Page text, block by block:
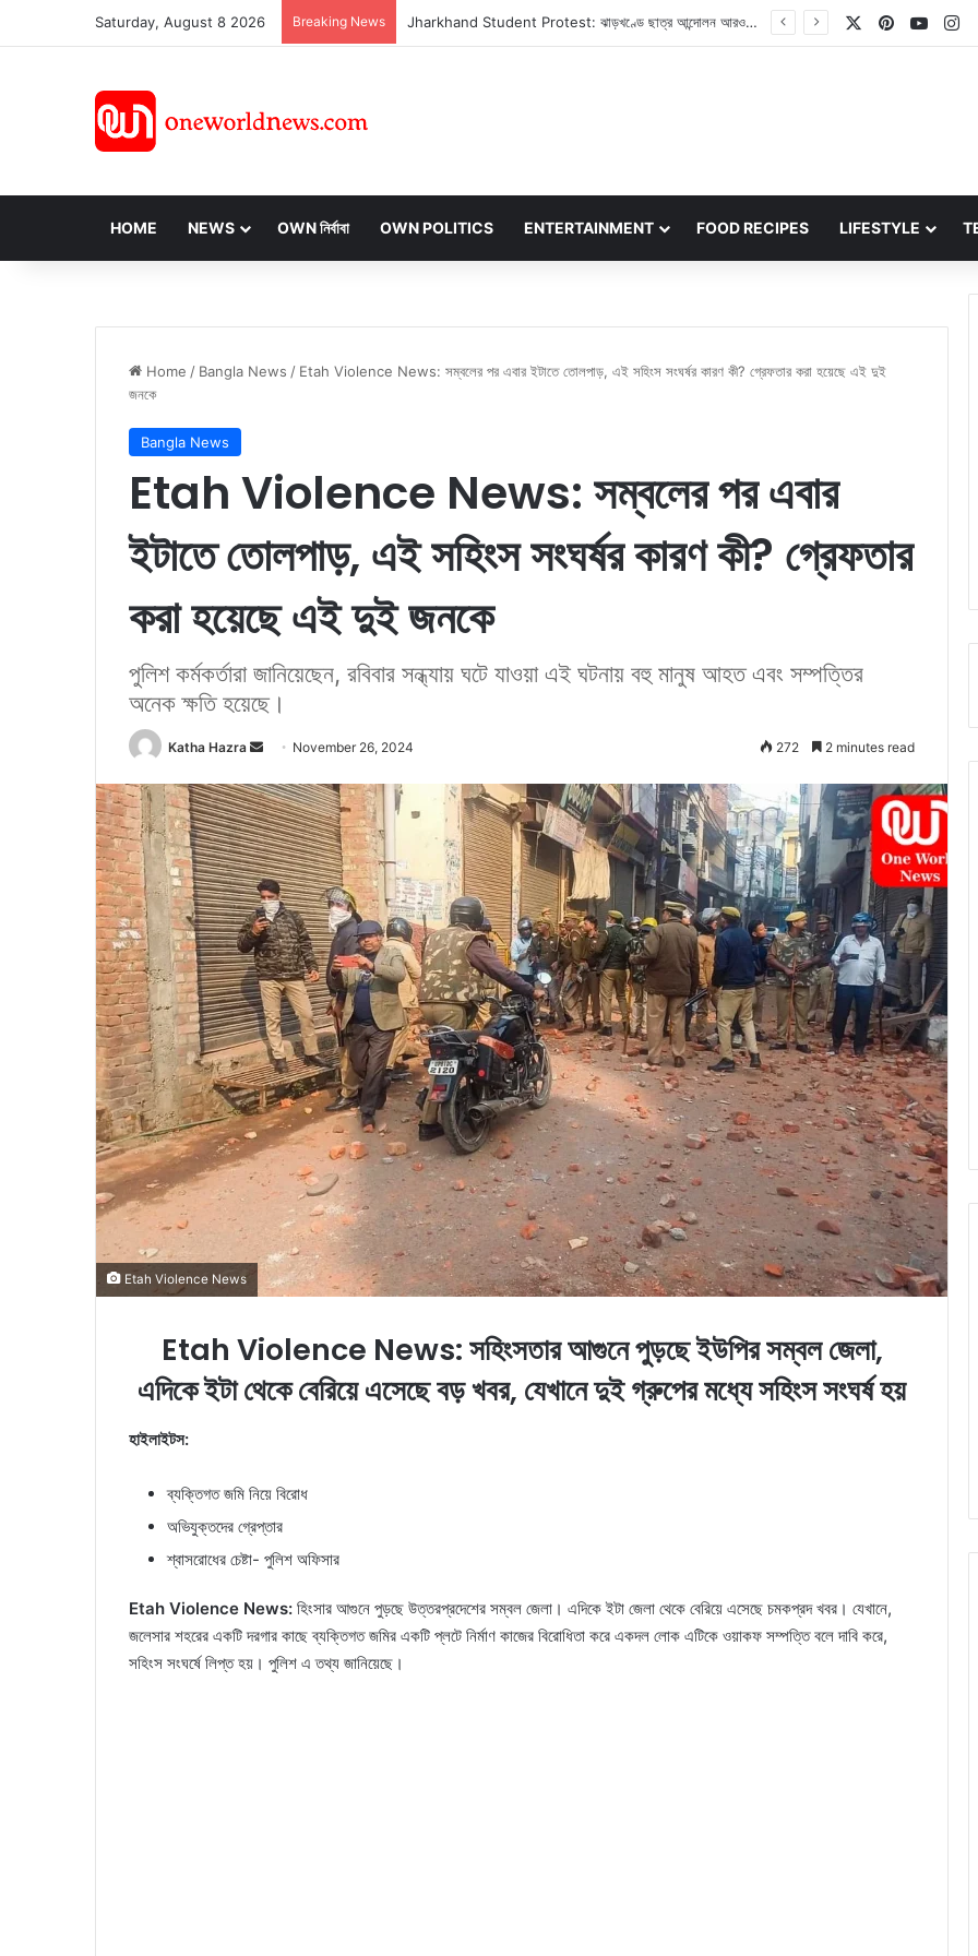
Saturday, August 8 2026 Breaking News Love Marriage Tips: আপনার পরিবারের সদস্যরা কি লাভ ম্যারেজে রাজি নন? এই পাঁচটি উপায় আপনাকে সাহায্য করবে Pinterest
HOME NEWS OWN নির্বাবা OWN POLITICS ENTERTAINMENT FOOD RECIPES LIFESTYLE
Home / Bangla News / Etah Violence News: সম্বলের পর এবার ইটাতে তোলপাড়, এই সহিংস সংঘর্ষর কারণ কী? গ্রেফতার করা হয়েছে এই দুই
জনকে
Bangla News
Etah Violence News: সম্বলের পর এবার
ইটাতে তোলপাড়, এই সহিংস সংঘর্ষর কারণ কী? গ্রেফতার
করা হয়েছে এই দুই জনকে
পুলিশ কর্মকর্তারা জানিয়েছেন, রবিবার সন্ধ্যায় ঘটে যাওয়া এই ঘটনায় বহু মানুষ আহত এবং সম্পত্তির
অনেক ক্ষতি হয়েছে।
Katha Hazra
n
d
a
n
e
m
a
i
l
November 26, 2024 272 2 minutes read
Etah Violence News
Etah Violence News: সহিংসতার আগুনে পুড়ছে ইউপির সম্বল জেলা,
এদিকে ইটা থেকে বেরিয়ে এসেছে বড় খবর, যেখানে দুই গ্রুপের মধ্যে সহিংস সংঘর্ষ হয়
হাইলাইটস:
ব্যক্তিগত জমি নিয়ে বিরোধ
অভিযুক্তদের গ্রেপ্তার
শ্বাসরোধের চেষ্টা- পুলিশ অফিসার
Etah Violence News: হিংসার আগুনে পুড়ছে উত্তরপ্রদেশের সম্বল জেলা। এদিকে ইটা জেলা থেকে বেরিয়ে এসেছে চমকপ্রদ খবর। যেখানে,
জলেসার শহরের একটি দরগার কাছে ব্যক্তিগত জমির একটি প্লটে নির্মাণ কাজের বিরোধিতা করে একদল লোক এটিকে ওয়াকফ সম্পত্তি বলে দাবি করে,
সহিংস সংঘর্ষে লিপ্ত হয়। পুলিশ এ তথ্য জানিয়েছে।